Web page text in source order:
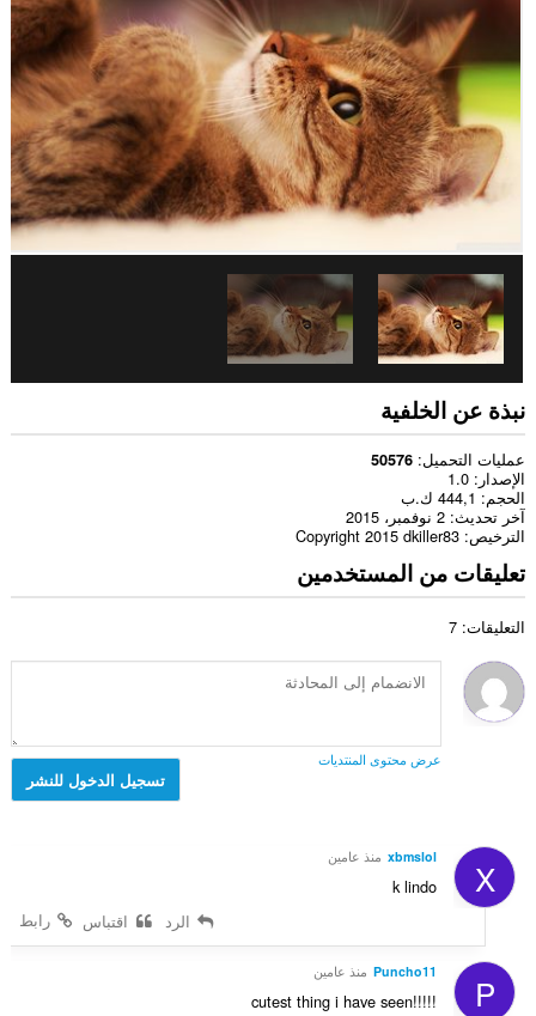
نبذة عن الخلفية
عمليات التحميل 50576
الإصدار
1.0
الحجم 444,1 ك.ب
آخر تحديث 2 نوفمبر، 2015
الترخيص Copyright 2015 dkiller83
تعليقات من المستخدمين
التعليقات: 7
عرض محتوى المنتديات
تسجيل الدخول للنشر
X
xbmslol منذ عامين
k lindo
رابط
الرد اقتباس
P
Puncho11 منذ عامين
cutest thing i have seen!!!!!